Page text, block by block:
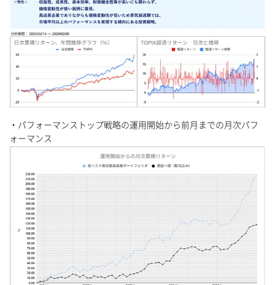
・パフォーマンストップ戦略の運用開始から前月までの月次パフ
ォーマンス